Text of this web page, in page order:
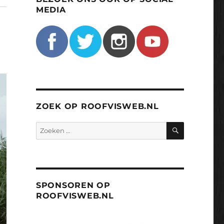
MEDIA
ZOEK OP ROOFVISWEB.NL
Zoeken
naar:
ZOEKEN
SPONSOREN OP
ROOFVISWEB.NL